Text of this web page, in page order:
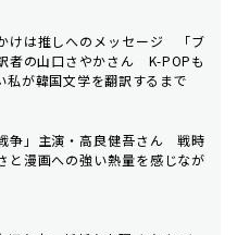
けは推しへのメッセージ 「ブ
者の山口さやかさん K-POPも
私が韓国文学を翻訳するまで
争」主演・高良健吾さん 戦時
と漫画への強い熱量を感じなが